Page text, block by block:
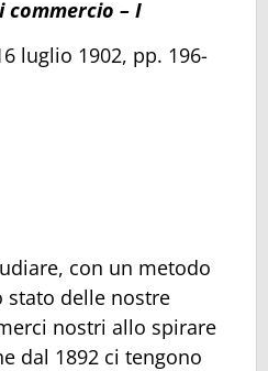
– I
luglio 1902, pp. 196-
con un metodo
delle nostre
nostri allo spirare
dal 1892 ci tengono